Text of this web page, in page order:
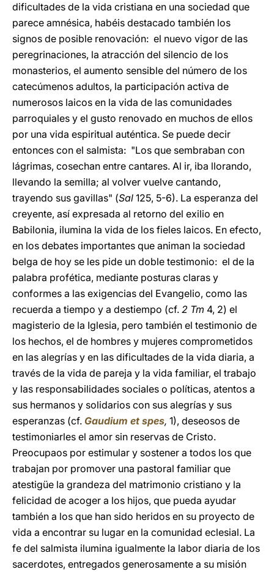
dificultades de la vida cristiana en una sociedad que
parece amnésica, habéis destacado también los
signos de posible renovación: el nuevo vigor de las
peregrinaciones, la atracción del silencio de los
monasterios, el aumento sensible del número de los
catecúmenos adultos, la participación activa de
numerosos laicos en la vida de las comunidades
parroquiales y el gusto renovado en muchos de ellos
por una vida espiritual auténtica. Se puede decir
entonces con el salmista: "Los que sembraban con
lágrimas, cosechan entre cantares. Al ir, iba llorando,
llevando la semilla; al volver vuelve cantando,
trayendo sus gavillas" (Sal 125, 5-6). La esperanza del
creyente, así expresada al retorno del exilio en
Babilonia, ilumina la vida de los fieles laicos. En efecto,
en los debates importantes que animan la sociedad
belga de hoy se les pide un doble testimonio: el de la
palabra profética, mediante posturas claras y
conformes a las exigencias del Evangelio, como las
recuerda a tiempo y a destiempo (cf. 2 Tm 4, 2) el
magisterio de la Iglesia, pero también el testimonio de
los hechos, el de hombres y mujeres comprometidos
en las alegrías y en las dificultades de la vida diaria, a
través de la vida de pareja y la vida familiar, el trabajo
y las responsabilidades sociales o políticas, atentos a
sus hermanos y solidarios con sus alegrías y sus
esperanzas (cf. Gaudium et spes, 1), deseosos de
testimoniarles el amor sin reservas de Cristo.
Preocupaos por estimular y sostener a todos los que
trabajan por promover una pastoral familiar que
atestigüe la grandeza del matrimonio cristiano y la
felicidad de acoger a los hijos, que pueda ayudar
también a los que han sido heridos en su proyecto de
vida a encontrar su lugar en la comunidad eclesial. La
fe del salmista ilumina igualmente la labor diaria de los
sacerdotes, entregados generosamente a su misión